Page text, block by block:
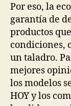
Por eso, la
garantía de
productos
condiciones,
un taladro.
mejores
los modelos
HOY y los